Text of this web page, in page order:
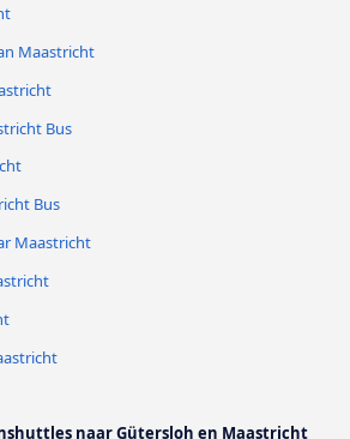
Maastricht
Bus
Bus
Maastricht
naar Gütersloh en Maastricht